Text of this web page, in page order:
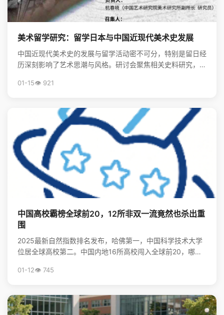
美术留学研究：留学日本与中国近现代美术史发展
中国近现代美术史的发展与留学活动密不可分，特别是留日经
历深刻影响了艺术思潮与风格。研讨会聚焦相关史料研究，揭
01-15👁️ 921
中国高校霸榜全球前20，12所非双一流竟然也杀出重
围
2025最新自然指数排名发布，哈佛第一，中国科学技术大学
位居全球高校第二。中国内地16所高校闯入全球前20，哪些
01-12👁️ 745